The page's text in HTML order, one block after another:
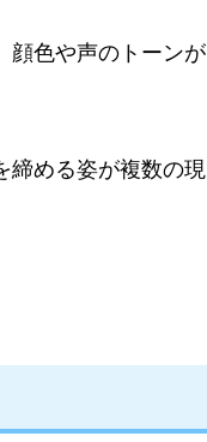
顔色や声のトーンが
締める姿が複数の現